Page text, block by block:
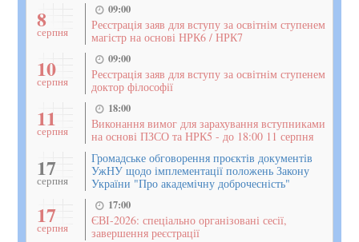
8
серпня
09:00
Реєстрація заяв для вступу за освітнім ступенем
магістр на основі НРК6 / НРК7
10
серпня
09:00
Реєстрація заяв для вступу за освітнім ступенем
доктор філософії
11
серпня
18:00
Виконання вимог для зарахування вступниками
на основі ПЗСО та НРК5 - до 18:00 11 серпня
17
серпня
Громадське обговорення проєктів документів
УжНУ щодо імплементації положень Закону
України "Про академічну доброчесність"
17
серпня
17:00
ЄВІ-2026: спеціально організовані сесії,
завершення реєстрації